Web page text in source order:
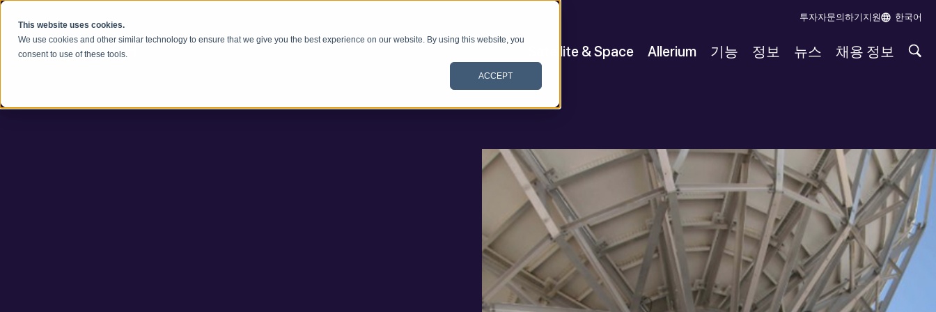
This website uses cookies.
We use cookies and other similar technology to ensure that we give you the best experience on our website. By using this website, you
consent to use of these tools.
ACCEPT
콘텐츠로 건너뛰기
투자자문의하기 지원 한국어
Satellite & Space Allerium 기능 정보 뉴스 채용 정보